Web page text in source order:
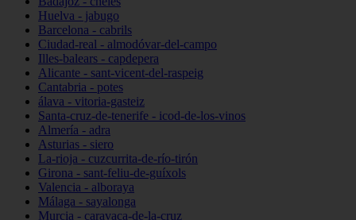
Huelva - jabugo
Barcelona - cabrils
Ciudad-real - almodóvar-del-campo
Illes-balears - capdepera
Alicante - sant-vicent-del-raspeig
Cantabria - potes
álava - vitoria-gasteiz
Santa-cruz-de-tenerife - icod-de-los-vinos
Almería - adra
Asturias - siero
La-rioja - cuzcurrita-de-río-tirón
Girona - sant-feliu-de-guíxols
Valencia - alboraya
Málaga - sayalonga
Murcia - caravaca-de-la-cruz